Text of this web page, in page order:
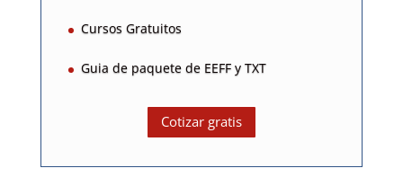
Cursos Gratuitos
Guia de paquete de EEFF y TXT
Cotizar gratis